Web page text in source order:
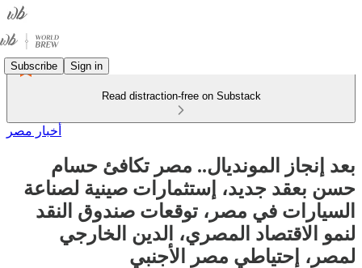
Subscribe Sign in
Read distraction-free on Substack
أخبار مصر
بعد إنجاز المونديال.. مصر تكافئ حسام
حسن بعقد جديد، إستثمارات صينية لصناعة
السيارات في مصر، توقعات صندوق النقد
لنمو الاقتصاد المصري، الدين الخارجي
لمصر، إحتياطي مصر الأجنبي